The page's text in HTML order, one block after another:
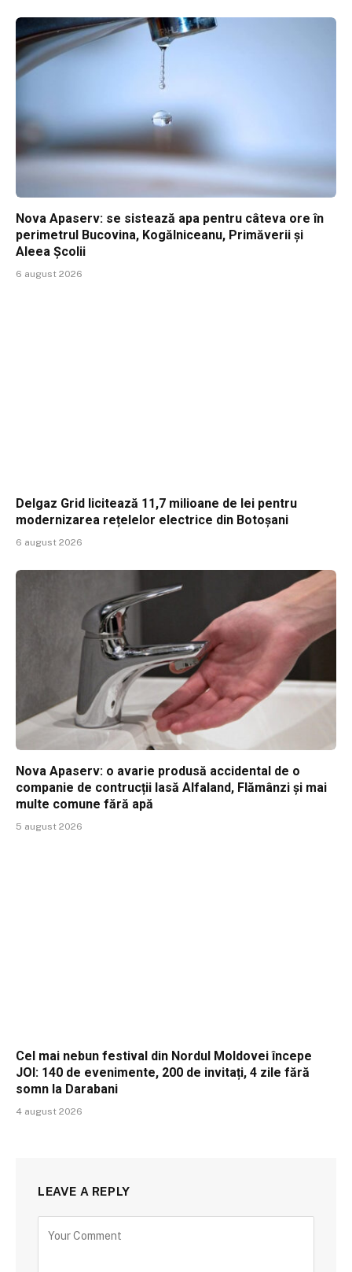
Nova Apaserv: se sistează apa pentru câteva ore în
perimetrul Bucovina, Kogălniceanu, Primăverii și
Aleea Școlii
6 august 2026
Delgaz Grid licitează 11,7 milioane de lei pentru
modernizarea rețelelor electrice din Botoșani
6 august 2026
Nova Apaserv: o avarie produsă accidental de o
companie de contrucții lasă Alfaland, Flămânzi și mai
multe comune fără apă
5 august 2026
Cel mai nebun festival din Nordul Moldovei începe
JOI: 140 de evenimente, 200 de invitați, 4 zile fără
somn la Darabani
4 august 2026
LEAVE A REPLY